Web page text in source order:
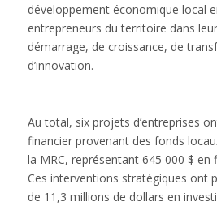
développement économique local
entrepreneurs du territoire dans
démarrage, de croissance, de
d’innovation.
Au total, six projets d’entreprises
financier provenant des fonds
la MRC, représentant 645 000 $ en
Ces interventions stratégiques ont
de 11,3 millions de dollars en